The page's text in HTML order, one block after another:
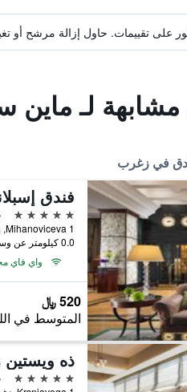
على تقييمات. حاول إزالة مرشح
مشابهة لـ
في زغرب
فندق
5 نجوم
Mihanoviceva 1, زغرب, كرواتيا
0.0 كيلومتر عن وسط المدينة
واي فاي
520 ﷼
المتوسط في
ذه
5 نجوم